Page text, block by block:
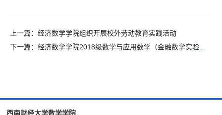
上一篇： 经济数学学院组织开展校外劳动教育实践活动
下一篇： 经济数学学院2018级数学与应用数学（金融数学实验班）开展“学党史、强信念、跟党走”主题班会
西南财经大学数学学院